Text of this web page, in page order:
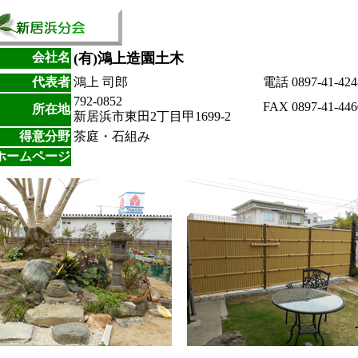
会社名 (有)鴻上造園土木
代表者 鴻上 司郎 電話 0897-41-
所在地
792-0852
新居浜市東田2丁目甲1699-2
FAX 0897-41-
得意分野 茶庭・石組み
ームページ